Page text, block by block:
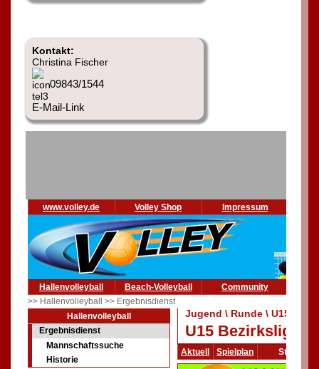
Kontakt:
Christina Fischer
09843/1544
E-Mail-Link